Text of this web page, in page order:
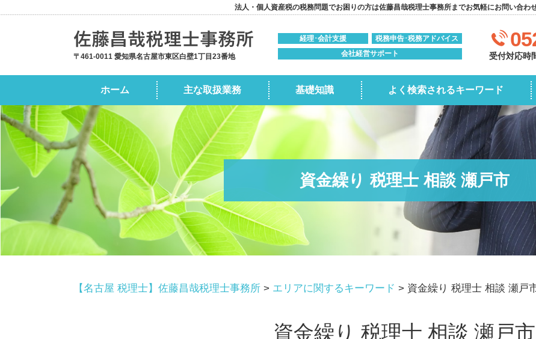
資金繰り 税理士 相談 瀬戸市
法人・個人資産税の税務問題でお困りの方は佐藤昌哉税理士事務所までお気軽にお問い合わ
〒461-0011 愛知県名古屋市東区白壁1丁目23番地
経理･会計支援
税務申告･税務アドバイス
会社経営サポート
受付対応時
ホーム 主な取扱業務 基礎知識 よく検索されるキーワード
【名古屋 税理士】佐藤昌哉税理士事務所 > エリアに関するキーワード > 資金繰り 税理士 相談 瀬戸
資金繰り 税理士 相談 瀬戸市